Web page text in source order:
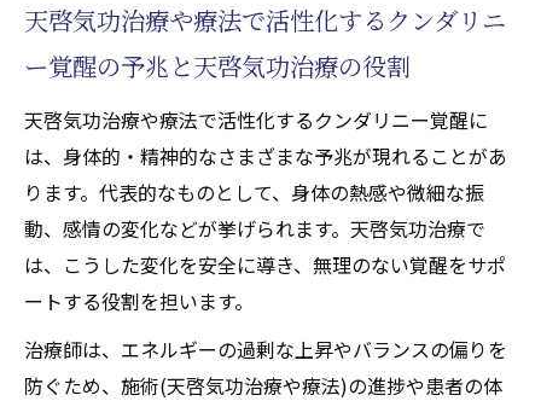
天啓気功治療や療法で活性化するクンダリニ
ー覚醒の予兆と天啓気功治療の役割
天啓気功治療や療法で活性化するクンダリニー覚醒に
は、身体的・精神的なさまざまな予兆が現れることがあ
ります。代表的なものとして、身体の熱感や微細な振
動、感情の変化などが挙げられます。天啓気功治療で
は、こうした変化を安全に導き、無理のない覚醒をサポ
ートする役割を担います。
治療師は、エネルギーの過剰な上昇やバランスの偏りを
防ぐため、施術(天啓気功治療や療法)の進捗や患者の体